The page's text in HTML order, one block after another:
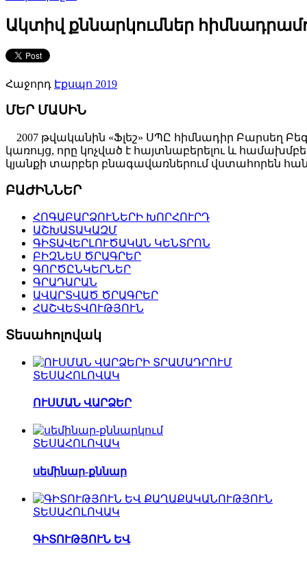
Ակտիվ քննարկումներ
Հաջորդ Էքսպո 2019
ՄԵՐ ՄԱՍԻՆ
2007 թվականին «Ֆլեշ» ՍՊԸ հիմնադիր Բարսեղ
կառույց, որը կոչված է հայտնաբերելու և
կյանքի տարբեր բնագավառներում վստահորեն
ԲԱԺԻՆՆԵՐ
ՀՈԳԱԲԱՐՁՈՒՆԵՐԻ ԽՈՐՀՈՒՐԴ
ԱՇԽԱՏԱԿԱԶՄ
ԳԻՏԱՎԵՐԼՈՒԾԱԿԱՆ ԿԵՆՏՐՈՆ
ԲԻԶՆԵՍ ԾՐԱԳՐԵՐ
ԳՈՐԾԸՆԿԵՐՆԵՐ
ԳՐԱԴԱՐԱՆ
ԱՎԱՐՏՎԱԾ ԾՐԱԳՐԵՐ
ՀԱՇՎԵՏՎՈՒԹՅՈՒՆ
Տեսահոլովակ
ՏԵՍԱՀՈԼՈՎԱԿ
ՈՒՍՄԱՆ ՎԱՐՁԵՐ
ՏԵՍԱՀՈԼՈՎԱԿ
սեմինար-քննար
ՏԵՍԱՀՈԼՈՎԱԿ
ԳԻՏՈՒԹՅՈՒՆ ԵՎ